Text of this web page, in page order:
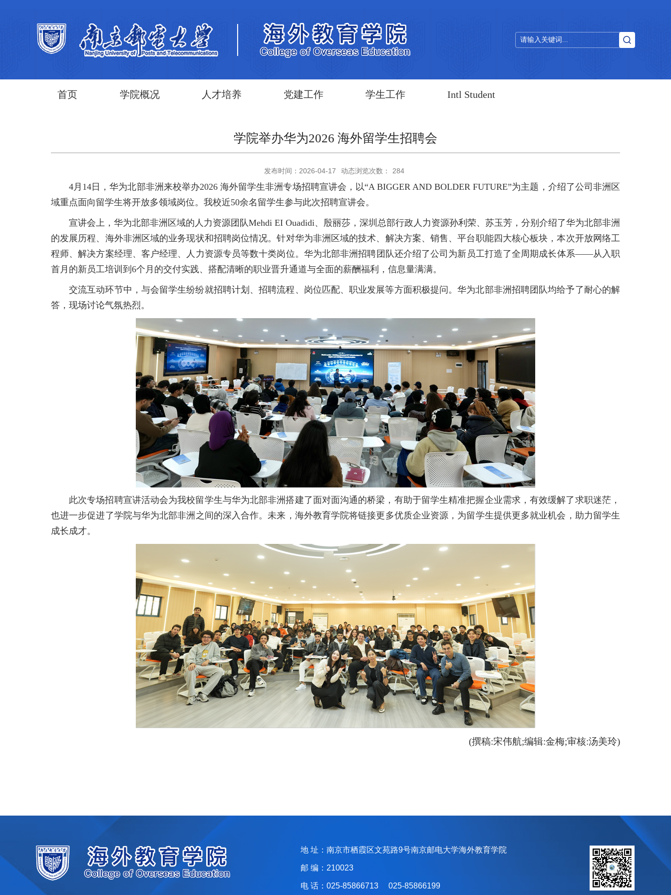
首页 学院概况 人才培养 党建工作 学生工作 Intl Student
学院举办华为2026 海外留学生招聘会
发布时间：2026-04-17 动态浏览次数： 284
4月14日，华为北部非洲来校举办2026 海外留学生非洲专场招聘宣讲会，以“A BIGGER AND BOLDER FUTURE”为主题，介绍了公司非洲区
域重点面向留学生将开放多领域岗位。我校近50余名留学生参与此次招聘宣讲会。
宣讲会上，华为北部非洲区域的人力资源团队Mehdi EI Ouadidi、殷丽莎，深圳总部行政人力资源孙利荣、苏玉芳，分别介绍了华为北部非洲
的发展历程、海外非洲区域的业务现状和招聘岗位情况。针对华为非洲区域的技术、解决方案、销售、平台职能四大核心板块，本次开放网络工
程师、解决方案经理、客户经理、人力资源专员等数十类岗位。华为北部非洲招聘团队还介绍了公司为新员工打造了全周期成长体系——从入职
首月的新员工培训到6个月的交付实践、搭配清晰的职业晋升通道与全面的薪酬福利，信息量满满。
交流互动环节中，与会留学生纷纷就招聘计划、招聘流程、岗位匹配、职业发展等方面积极提问。华为北部非洲招聘团队均给予了耐心的解
答，现场讨论气氛热烈。
此次专场招聘宣讲活动会为我校留学生与华为北部非洲搭建了面对面沟通的桥梁，有助于留学生精准把握企业需求，有效缓解了求职迷茫，
也进一步促进了学院与华为北部非洲之间的深入合作。未来，海外教育学院将链接更多优质企业资源，为留学生提供更多就业机会，助力留学生
成长成才。
(撰稿:宋伟航;编辑:金梅;审核:汤美玲)
地 址：南京市栖霞区文苑路9号南京邮电大学海外教育学院
邮 编：210023
电 话：025-85866713 025-85866199